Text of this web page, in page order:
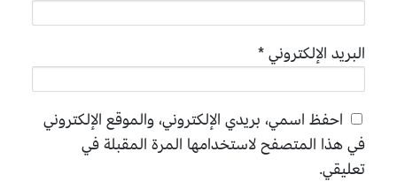
البريد الإلكتروني*
احفظ اسمي، بريدي الإلكتروني، والموقع الإلكتروني
في هذا المتصفح لاستخدامها المرة المقبلة في
تعليقي.